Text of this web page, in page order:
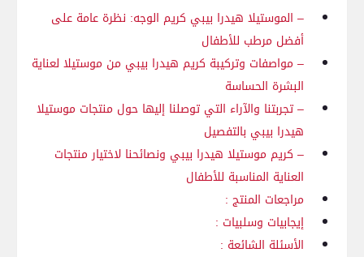
– الموستيلا هيدرا ‌بيبي كريم الوجه:⁢ نظرة عامة على
أفضل مرطب للأطفال
– مواصفات وتركيبة كريم هيدرا بيبي من موستيلا لعناية
البشرة الحساسة
– ⁢تجربتنا⁤ والآراء التي توصلنا إليها حول منتجات موستيلا
هيدرا بيبي ​بالتفصيل
– كريم موستيلا هيدرا بيبي ونصائحنا لاختيار منتجات
العناية المناسبة للأطفال
مراجعات المنتج :
إيجابيات⁢ وسلبيات :
الأسئلة الشائعة :